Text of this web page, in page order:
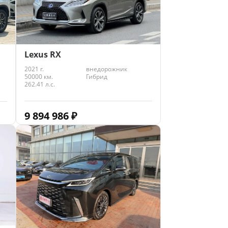
Lexus RX
2021 г.
внедорожник
50000 км.
Гибрид
262.41 л.с.
9 894 986₽